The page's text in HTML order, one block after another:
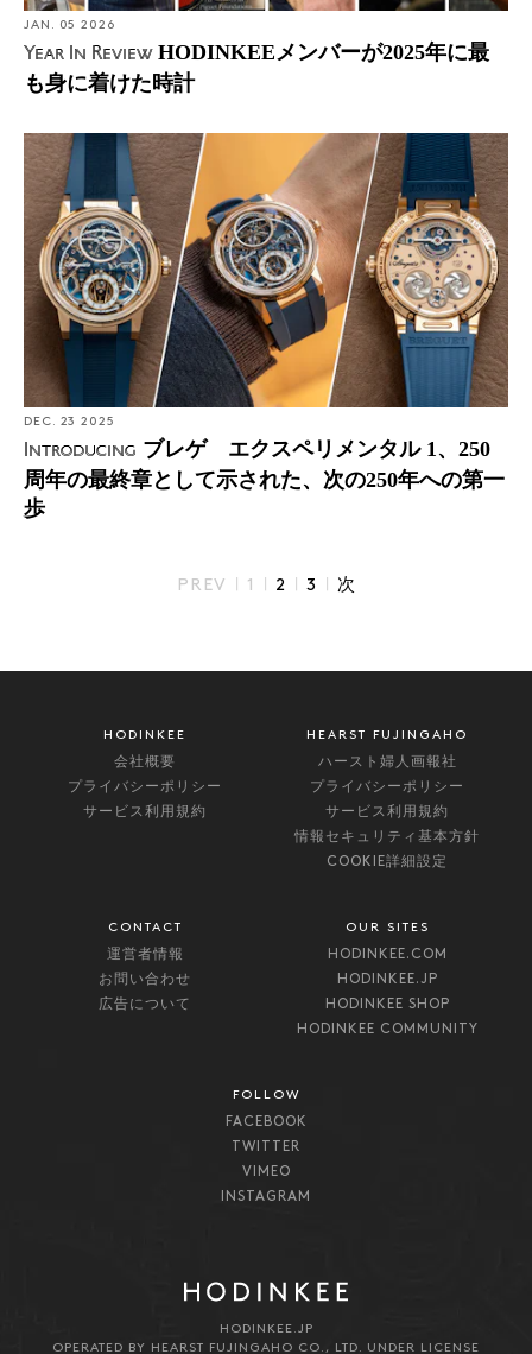
JAN. 05 2026
Year In ReviewHODINKEEメンバーが2025年に最
も身に着けた時計
DEC. 23 2025
Introducing ブレゲ エクスペリメンタル 1、250
周年の最終章として示された、次の250年への第一
歩
PREV | 1 | 2 | 3 | 次
HODINKEE
会社概要
プライバシーポリシー
サービス利用規約
HEARST FUJINGAHO
ハースト婦人画報社
プライバシーポリシー
サービス利用規約
情報セキュリティ基本方針
COOKIE詳細設定
CONTACT
運営者情報
お問い合わせ
広告について
OUR SITES
HODINKEE.COM
HODINKEE.JP
HODINKEE SHOP
HODINKEE COMMUNITY
FOLLOW
FACEBOOK
TWITTER
VIMEO
INSTAGRAM
HODINKEE.JP
OPERATED BY HEARST FUJINGAHO CO., LTD. UNDER LICENSE